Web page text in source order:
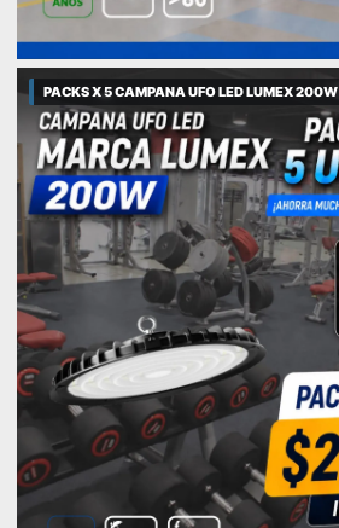
PACKS X 5 CAMPANA UFO LED LUMEX 200W